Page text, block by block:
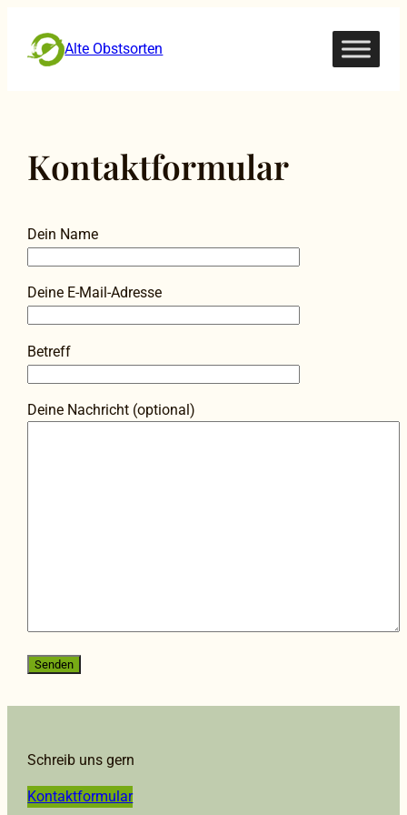
Inhalt
springen
Alte Obstsorten
Kontaktformular
Dein Name
Deine E-Mail-Adresse
Betreff
Deine Nachricht (optional)
Schreib uns gern
Kontaktformular